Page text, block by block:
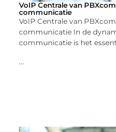
VoIP Centrale van
communicatie
VoIP Centrale van
communicatie In de
communicatie is het
...